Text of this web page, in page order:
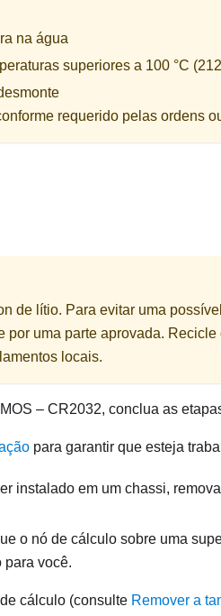
na água
superiores a 100 °C
requerido pelas ordens
de lítio. Para evitar uma
por uma parte aprovada.
locais.
– CR2032, conclua as
para garantir que esteja
instalado em um chassi,
o nó de cálculo sobre uma
para você.
cálculo (consulte Remover a